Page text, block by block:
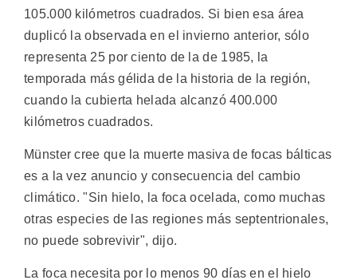
105.000 kilómetros cuadrados. Si bien esa área
duplicó la observada en el invierno anterior, sólo
representa 25 por ciento de la de 1985, la
temporada más gélida de la historia de la región,
cuando la cubierta helada alcanzó 400.000
kilómetros cuadrados.
Münster cree que la muerte masiva de focas bálticas
es a la vez anuncio y consecuencia del cambio
climático. "Sin hielo, la foca ocelada, como muchas
otras especies de las regiones más septentrionales,
no puede sobrevivir", dijo.
La foca necesita por lo menos 90 días en el hielo